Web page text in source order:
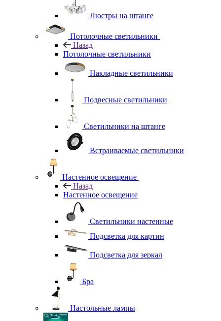
Люстры на штанге
Потолочные светильники
Назад
Потолочные светильники
Накладные светильники
Подвесные светильники
Светильники на штанге
Встраиваемые светильники
Настенное освещение
Назад
Настенное освещение
Светильники настенные
Подсветка для картин
Подсветка для зеркал
Бра
Настольные лампы